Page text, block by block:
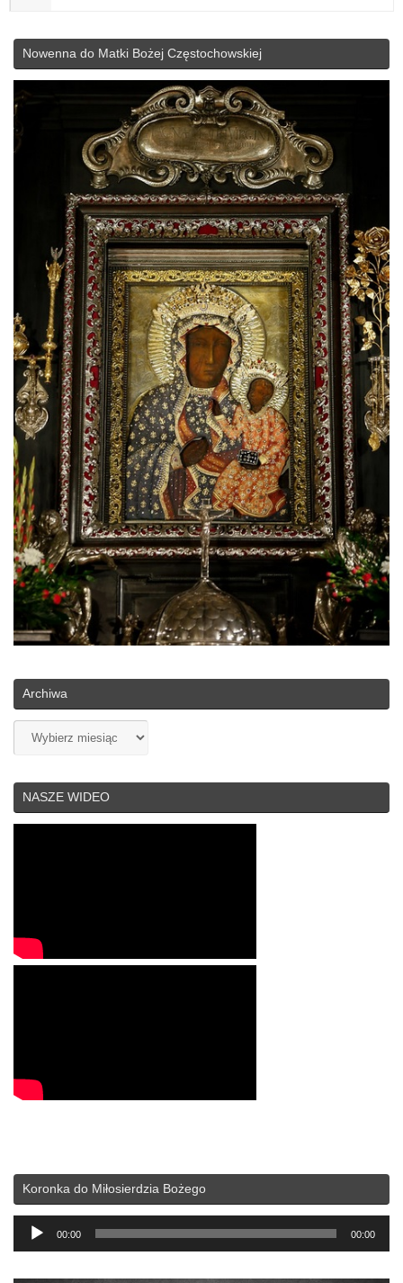
Nowenna do Matki Bożej Częstochowskiej
Archiwa
NASZE WIDEO
Koronka do Miłosierdzia Bożego
Odtwarzacz
plików
00:00 00:00